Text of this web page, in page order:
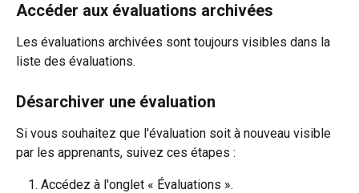
Accéder aux évaluations archivées
Les évaluations archivées sont toujours visibles dans la
liste des évaluations.
Désarchiver une évaluation
Si vous souhaitez que l'évaluation soit à nouveau visible
par les apprenants, suivez ces étapes :
Accédez à l'onglet « Évaluations ».